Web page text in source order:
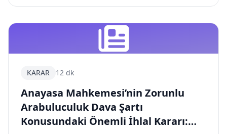
KARAR 12 dk
Anayasa Mahkemesi’nin Zorunlu
Arabuluculuk Dava Şartı
Konusundaki Önemli İhlal Kararı: